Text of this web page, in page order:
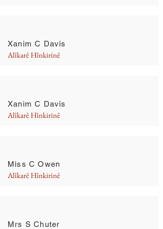
Xanim C Davis
Alîkarê Hînkirinê
Xanim C Davis
Alîkarê Hînkirinê
Miss C Owen
Alîkarê Hînkirinê
Mrs S Chuter